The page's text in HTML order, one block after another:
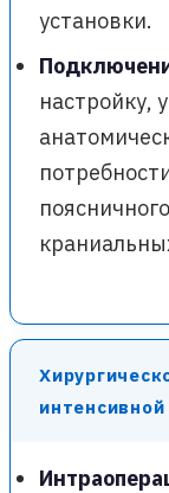
установки.
настройку,